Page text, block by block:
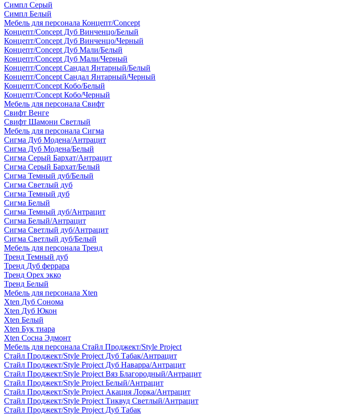
Симпл Серый
Симпл Белый
Мебель для персонала Концепт/Concept
Концепт/Concept Дуб Винченцо/Белый
Концепт/Concept Дуб Винченцо/Черный
Концепт/Concept Дуб Мали/Белый
Концепт/Concept Дуб Мали/Черный
Концепт/Concept Сандал Янтарный/Белый
Концепт/Concept Сандал Янтарный/Черный
Концепт/Concept Кобо/Белый
Концепт/Concept Кобо/Черный
Мебель для персонала Свифт
Свифт Венге
Свифт Шамони Светлый
Мебель для персонала Сигма
Сигма Дуб Модена/Антрацит
Сигма Дуб Модена/Белый
Сигма Серый Бархат/Антрацит
Сигма Серый Бархат/Белый
Сигма Темный дуб/Белый
Сигма Светлый дуб
Сигма Темный дуб
Сигма Белый
Сигма Темный дуб/Антрацит
Сигма Белый/Антрацит
Сигма Светлый дуб/Антрацит
Сигма Светлый дуб/Белый
Мебель для персонала Тренд
Тренд Темный дуб
Тренд Дуб феррара
Тренд Орех экко
Тренд Белый
Мебель для персонала Xten
Xten Дуб Сонома
Xten Дуб Юкон
Xten Белый
Xten Бук тиара
Xten Сосна Эдмонт
Мебель для персонала Стайл Проджект/Style Project
Стайл Проджект/Style Project Дуб Табак/Антрацит
Стайл Проджект/Style Project Дуб Наварра/Антрацит
Стайл Проджект/Style Project Вяз Благородный/Антрацит
Стайл Проджект/Style Project Белый/Антрацит
Стайл Проджект/Style Project Акация Лорка/Антрацит
Стайл Проджект/Style Project Тиквуд Светлый/Антрацит
Стайл Проджект/Style Project Дуб Табак